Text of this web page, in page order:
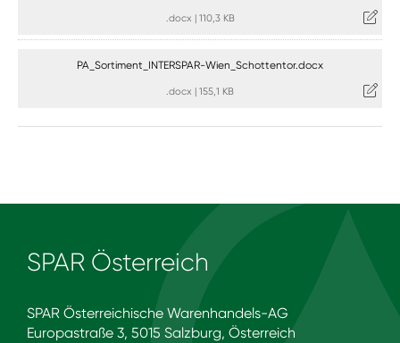
.docx 110,3 KB
PA_Sortiment_INTERSPAR-Wien_Schottentor.docx
.docx 155,1 KB
SPAR Österreich
SPAR Österreichische Warenhandels-AG
Europastraße 3, 5015 Salzburg, Österreich